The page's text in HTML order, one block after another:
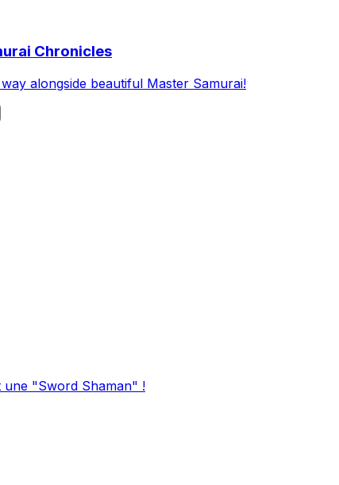
Chronicles
alongside beautiful Master Samurai!
une "Sword Shaman" !